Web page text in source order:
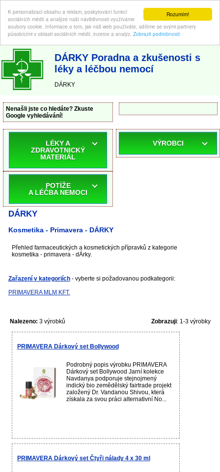
Rozumím!
K personalizaci obsahu a reklam, poskytování funkcí
sociálních médií a analýze naší návštěvnosti využíváme
soubory cookie. Informace o tom, jak náš web používáte, sdílíme se svými partnery
působícími v oblasti sociálních médií, inzerce a analýz. Zobrazit podrobnosti
ABC-LEKARNA.cz | Poradna a zkušenosti s léky a léčbou nemocí
DÁRKY Poradna a zkušenosti s
léky a léčbou nemocí
DÁRKY
Nenašli jste co hledáte? Zkuste
Google vyhledávání!
LÉKY A
ZDRAVOTNICKÝ
MATERIÁL
POTÍŽE
A LÉČBA NEMOCI
VÝROBCI
DÁRKY
Kosmetika - Primavera - DÁRKY
Přehled farmaceutických a kosmetických přípravků z kategorie
kosmetika - primavera - dÁrky.
Zařazení v kategoriích - vyberte si požadovanou podkategorii:
PRIMAVERA MLM KFT.
Nalezeno: 3 výrobků Zobrazuji: 1-3 výrobky
PRIMAVERA Dárkový set Bollywood
Podrobný popis výrobku PRIMAVERA
Dárkový set Bollywood Jarní kolekce
Navdanya podporuje stejnojmený
indický bio zemědělský fairtrade projekt
založený Dr. Vandanou Shivou, která
získala za svou práci alternativní No...
PRIMAVERA Dárkový set Čtyři nálady 4 x 30 ml